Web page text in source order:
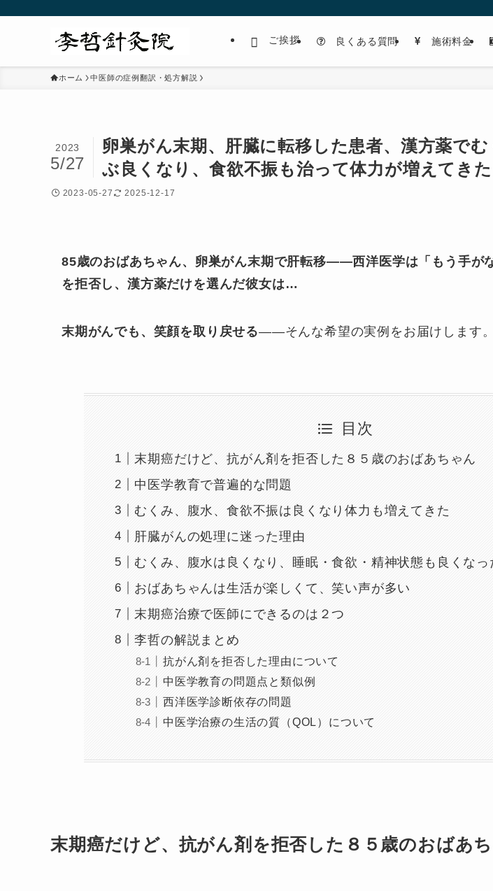
ご挨拶 良くある質問 施術料金
ホーム 中医師の症例翻訳・処方解説
卵巣がん末期、肝臓に転移した患者、漢方薬で
ぶ良くなり、食欲不振も治って体力が増えてきた
2023
5/27
2023-05-27 2025-12-17
85歳のおばあちゃん、卵巣がん末期で肝転移——西洋医学は「もう手が
を拒否し、漢方薬だけを選んだ彼女は…
末期がんでも、笑顔を取り戻せる——そんな希望の実例をお届けします。
目次
末期癌だけど、抗がん剤を拒否した８５歳のおばあちゃん
中医学教育で普遍的な問題
むくみ、腹水、食欲不振は良くなり体力も増えてきた
肝臓がんの処理に迷った理由
むくみ、腹水は良くなり、睡眠・食欲・精神状態も良くなっ
おばあちゃんは生活が楽しくて、笑い声が多い
末期癌治療で医師にできるのは２つ
李哲の解説まとめ
抗がん剤を拒否した理由について
中医学教育の問題点と類似例
西洋医学診断依存の問題
中医学治療の生活の質（QOL）について
末期癌だけど、抗がん剤を拒否した８５歳のおばあ